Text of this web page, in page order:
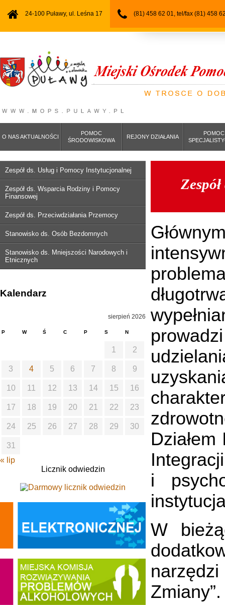
24-100 Puławy, ul. Leśna 17 (81) 458 62 01, tel/fax (81) 458
O NAS AKTUALNOŚCI
POMOC
ŚRODOWISKOWA
REJONY DZIAŁANIA
POMOC
i
W
Zmiany”.
Zespół ds. Usług i Pomocy Instytucjonalnej
Zespół ds. Wsparcia Rodziny i Pomocy
Finansowej
Zespół ds. Przeciwdziałania Przemocy
Stanowisko ds. Osób Bezdomnych
Stanowisko ds. Mniejszości Narodowych i
Etnicznych
Kalendarz
sierpień 2026
P W Ś C P S N
1 2
3 4 5 6 7 8 9
10 11 12 13 14 15 16
17 18 19 20 21 22 23
24 25 26 27 28 29 30
31
« lip
Licznik odwiedzin